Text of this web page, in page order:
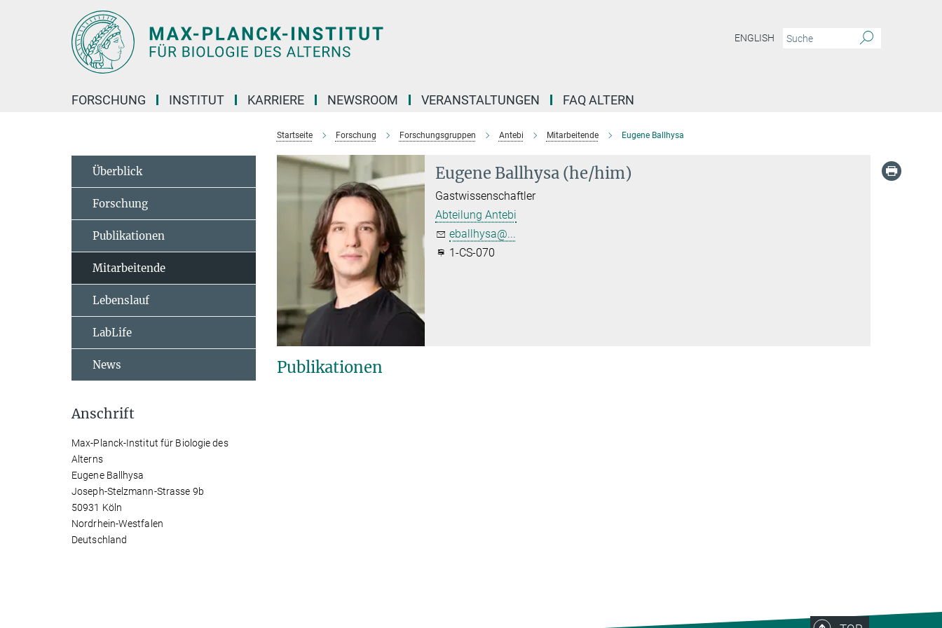
ENGLISH
FORSCHUNG INSTITUT KARRIERE NEWSROOM VERANSTALTUNGEN FAQ ALTERN
Startseite Forschung Forschungsgruppen Antebi Mitarbeitende Eugene Ballhysa
Eugene Ballhysa (he/him)
Gastwissenschaftler
Abteilung Antebi
eballhysa@...
1-CS-070
Publikationen
Überblick
Forschung
Publikationen
Mitarbeitende
Lebenslauf
LabLife
News
Anschrift
Max-Planck-Institut für Biologie des
Alterns
Eugene Ballhysa
Joseph-Stelzmann-Strasse 9b
50931 Köln
Nordrhein-Westfalen
Deutschland